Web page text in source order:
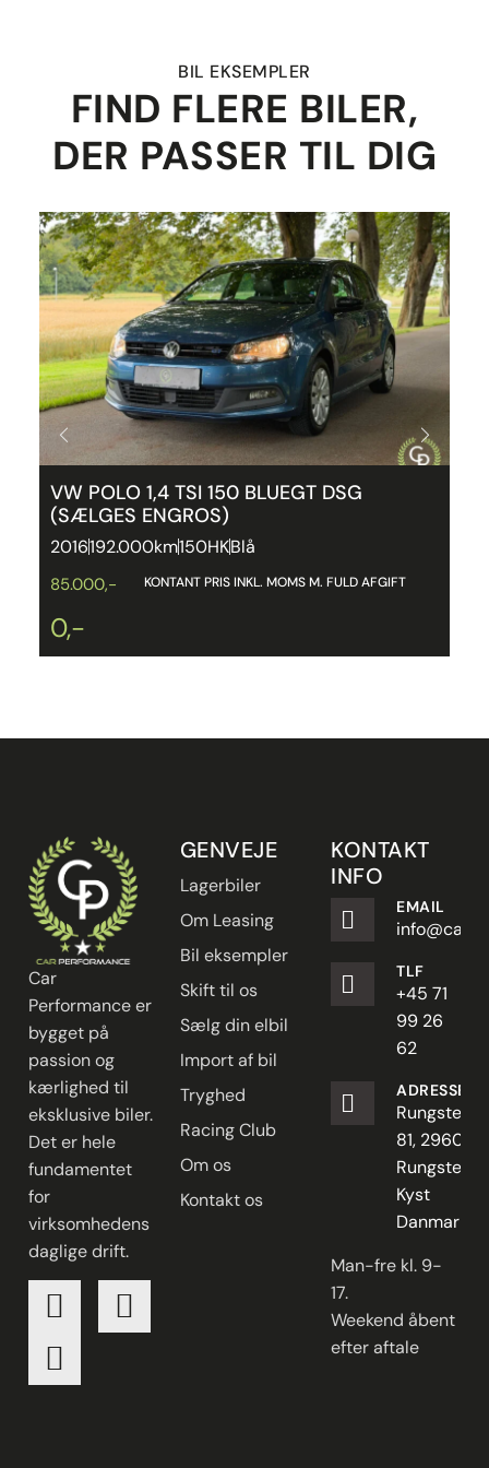
BIL EKSEMPLER
FIND FLERE BILER,
DER PASSER TIL DIG
VW POLO 1,4 TSI 150 BLUEGT DSG
(SÆLGES ENGROS)
2016192.000km150HKBlå
85.000,- KONTANT PRIS INKL. MOMS M. FULD AFGIFT
0,-
Car
Performance er
bygget på
passion og
kærlighed til
eksklusive biler.
Det er hele
fundamentet
for
virksomhedens
daglige drift.
GENVEJE
Lagerbiler
Om Leasing
Bil eksempler
Skift til os
Sælg din elbil
Import af bil
Tryghed
Racing Club
Om os
Kontakt os
KONTAKT
INFO
EMAIL
TLF
+45 71
99 26
62
ADRESSE
81, 2960
Rungsted
Kyst
Danmark
Man-fre kl. 9-
17.
Weekend åbent
efter aftale